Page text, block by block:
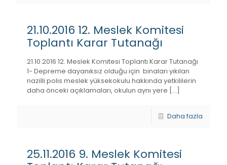
21.10.2016 12. Meslek Komitesi
Toplantı Karar Tutanağı
21.10.2016 12. Meslek Komitesi Toplantı Karar Tutanağı
1- Depreme dayanıksız olduğu için binaları yıkılan
nazilli polis meslek yüksekokulu hakkında yetkililerin
daha önceki açıklamaları, okulun aynı yere […]
Daha fazla
25.11.2016 9. Meslek Komitesi